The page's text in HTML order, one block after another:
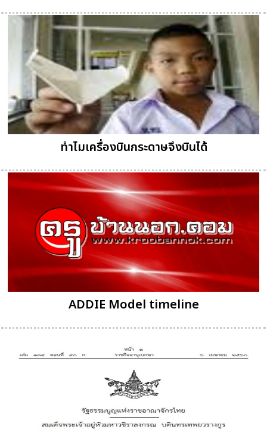
ทำไมเครื่องบินกระดาษจึงบินได้
ADDIE Model timeline